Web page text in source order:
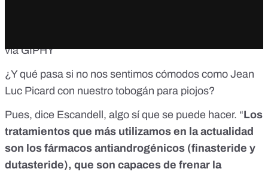
via GIPHY
¿Y qué pasa si no nos sentimos cómodos como Jean
Luc Picard con nuestro tobogán para piojos?
Pues, dice Escandell, algo sí que se puede hacer. “Los
tratamientos que más utilizamos en la actualidad
son los fármacos antiandrogénicos (finasteride y
dutasteride), que son capaces de frenar la